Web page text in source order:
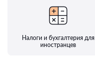
Налоги и бухгалтерия для
иностранцев